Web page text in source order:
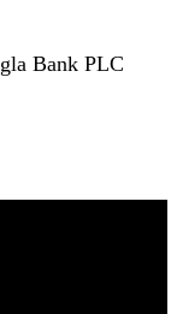
Bank PLC